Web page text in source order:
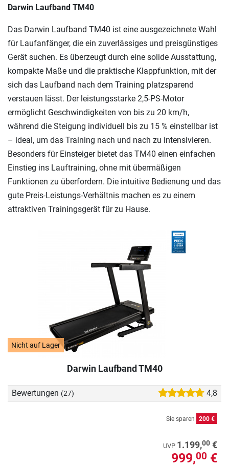
Nicht auf Lager
Darwin Laufband TM40
Bewertungen (27) 4,8
Sie sparen 200 €
UVP 1.199,00 €
999,00 €
Darwin Laufband TM40
Das Darwin Laufband TM40 ist eine ausgezeichnete Wahl
für Laufanfänger, die ein zuverlässiges und preisgünstiges
Gerät suchen. Es überzeugt durch eine solide Ausstattung,
kompakte Maße und die praktische Klappfunktion, mit der
sich das Laufband nach dem Training platzsparend
verstauen lässt. Der leistungsstarke 2,5-PS-Motor
ermöglicht Geschwindigkeiten von bis zu 20 km/h,
während die Steigung individuell bis zu 15 % einstellbar ist
– ideal, um das Training nach und nach zu intensivieren.
Besonders für Einsteiger bietet das TM40 einen einfachen
Einstieg ins Lauftraining, ohne mit übermäßigen
Funktionen zu überfordern. Die intuitive Bedienung und das
gute Preis-Leistungs-Verhältnis machen es zu einem
attraktiven Trainingsgerät für zu Hause.